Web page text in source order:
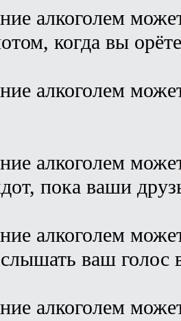
алкоголем
когда вы
алкоголем
алкоголем
пока ваши
алкоголем
ваш голос
алкоголем